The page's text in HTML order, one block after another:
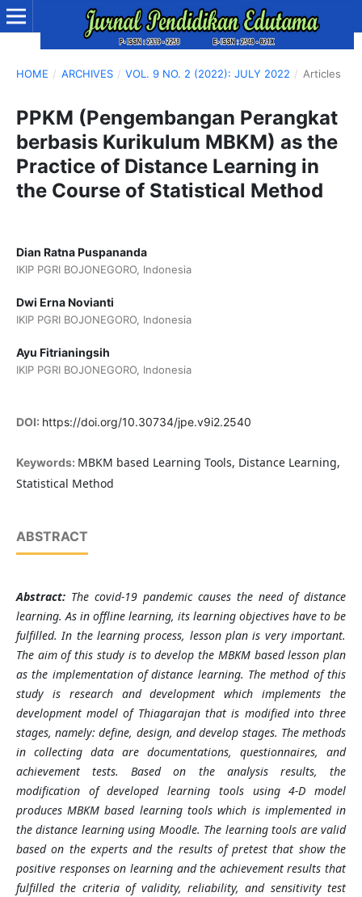
HOME / ARCHIVES / VOL. 9 NO. 2 (2022): JULY 2022 / Articles
PPKM (Pengembangan Perangkat
berbasis Kurikulum MBKM) as the
Practice of Distance Learning in
the Course of Statistical Method
Dian Ratna Puspananda
IKIP PGRI BOJONEGORO, Indonesia
Dwi Erna Novianti
IKIP PGRI BOJONEGORO, Indonesia
Ayu Fitrianingsih
IKIP PGRI BOJONEGORO, Indonesia
DOI: https://doi.org/10.30734/jpe.v9i2.2540
Keywords: MBKM based Learning Tools, Distance Learning,
Statistical Method
ABSTRACT
Abstract: The covid-19 pandemic causes the need of distance
learning. As in offline learning, its learning objectives have to be
fulfilled. In the learning process, lesson plan is very important.
The aim of this study is to develop the MBKM based lesson plan
as the implementation of distance learning. The method of this
study is research and development which implements the
development model of Thiagarajan that is modified into three
stages, namely: define, design, and develop stages. The methods
in collecting data are documentations, questionnaires, and
achievement tests. Based on the analysis results, the
modification of developed learning tools using 4-D model
produces MBKM based learning tools which is implemented in
the distance learning using Moodle. The learning tools are valid
based on the experts and the results of pretest that show the
positive responses on learning and the achievement results that
fulfilled the criteria of validity, reliability, and sensitivity test